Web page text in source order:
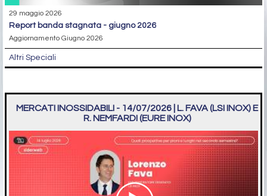
29 maggio 2026
report banda stagnata - giugno 2026
Aggiornamento Giugno 2026
Altri Speciali
MERCATI INOSSIDABILI - 14/07/2026 | L. FAVA (LSI INOX) E
R. NEMFARDI (EURE INOX)